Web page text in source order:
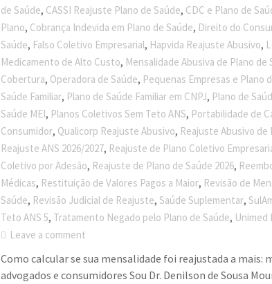
de Saúde, CASSI Reajuste Plano de Saúde, CDC e Plano de
Plano, Cobrança Indevida em Plano de Saúde, Direito do
Saúde, Falso Coletivo Empresarial, Hapvida Reajuste Abusivo,
Medicamento de Alto Custo, Mensalidade Abusiva de Plano de
Cobertura, Operadora de Saúde, Pequenas Empresas e Plano
Saúde Familiar, Plano de Saúde Familiar em CNPJ, Plano de
Saúde MEI, Planos Coletivos Sem Teto ANS, Portabilidade de
Consumidor, Qualicorp Reajuste Abusivo, Reajuste Abusivo de
Reajuste ANS 2026/2027, Reajuste de Plano Coletivo
Coletivo por Adesão, Reajuste de Plano de Saúde 2026,
Médicas, Restituição de Valores Pagos a Maior, Revisão de
Saúde, Revisão Judicial de Reajuste, Saúde Suplementar,
Teto ANS 5, Tratamento Negado pelo Plano de Saúde, Unimed
Leave a comment
Como calcular se sua mensalidade foi reajustada a
advogados e consumidores Sou Dr. Denilson de Sousa